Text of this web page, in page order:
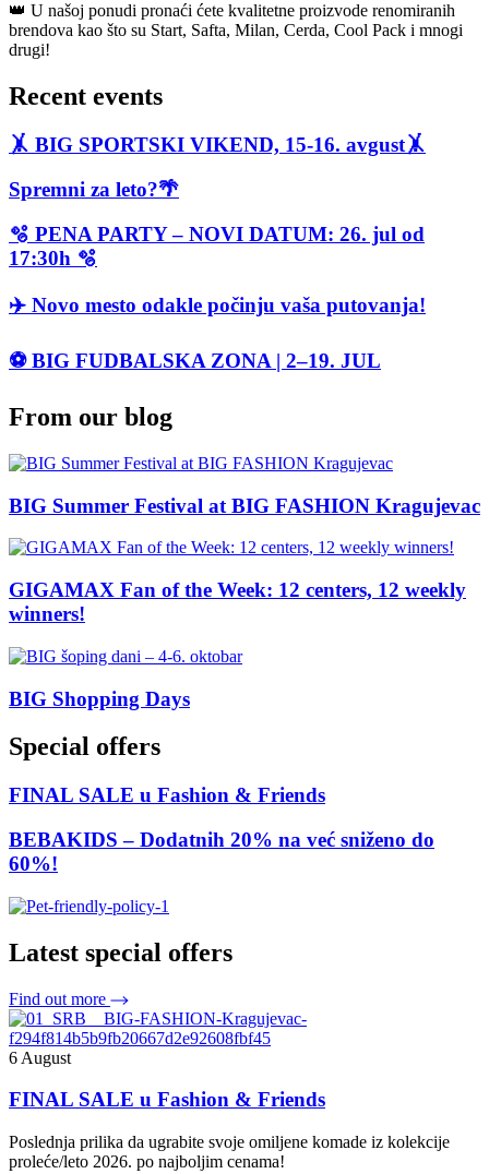
👑 U našoj ponudi pronaći ćete kvalitetne proizvode renomiranih
brendova kao što su Start, Safta, Milan, Cerda, Cool Pack i mnogi
drugi!
Recent events
🤸 BIG SPORTSKI VIKEND, 15-16. avgust🤸
Spremni za leto?🌴
🫧 PENA PARTY – NOVI DATUM: 26. jul od
17:30h 🫧
✈️ Novo mesto odakle počinju vaša putovanja!
⚽ BIG FUDBALSKA ZONA | 2–19. JUL
From our blog
BIG Summer Festival at BIG FASHION Kragujevac
GIGAMAX Fan of the Week: 12 centers, 12 weekly
winners!
BIG Shopping Days
Special offers
FINAL SALE u Fashion & Friends
BEBAKIDS – Dodatnih 20% na već sniženo do
60%!
Latest special offers
Find out more
6 August
FINAL SALE u Fashion & Friends
Poslednja prilika da ugrabite svoje omiljene komade iz kolekcije
proleće/leto 2026. po najboljim cenama!